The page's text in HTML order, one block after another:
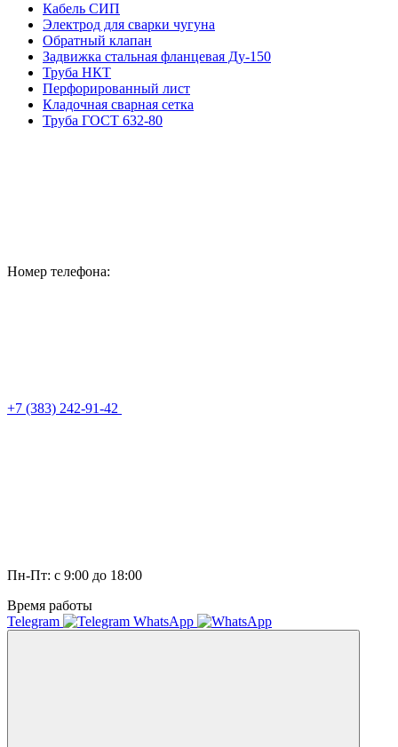
Кабель СИП
Электрод для сварки чугуна
Обратный клапан
Задвижка стальная фланцевая Ду-150
Труба НКТ
Перфорированный лист
Кладочная сварная сетка
Труба ГОСТ 632-80
Номер телефона:
+7 (383) 242-91-42
Пн-Пт: с 9:00 до 18:00
Время работы
Telegram
WhatsApp